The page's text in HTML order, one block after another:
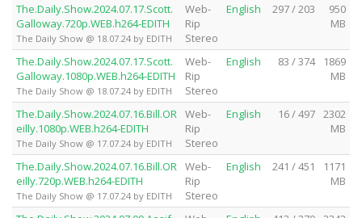
The.Daily.Show.2024.07.17.Scott.
Galloway.720p.WEB.h264-EDITH
The Daily Show @ 18.07.24 by EDITH
Web-
Rip
Stereo
English 297 / 203
950
MB
The.Daily.Show.2024.07.17.Scott.
Galloway.1080p.WEB.h264-EDITH
The Daily Show @ 18.07.24 by EDITH
Web-
Rip
Stereo
English 83 / 374
1869
MB
The.Daily.Show.2024.07.16.Bill.OR
eilly.1080p.WEB.h264-EDITH
The Daily Show @ 17.07.24 by EDITH
Web-
Rip
Stereo
English 16 / 497
2302
MB
The.Daily.Show.2024.07.16.Bill.OR
eilly.720p.WEB.h264-EDITH
The Daily Show @ 17.07.24 by EDITH
Web-
Rip
Stereo
English 241 / 451
1171
MB